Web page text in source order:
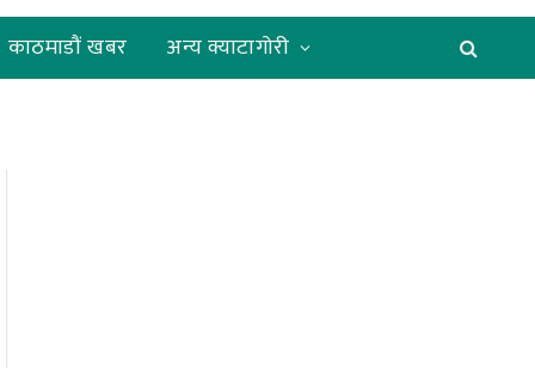
काठमाडौं खबर अन्य क्याटागोरी